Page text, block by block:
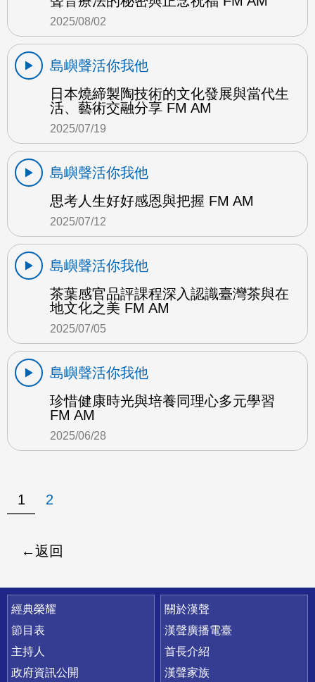
2025/08/02
島嶼聲活你我他
日本燒締製陶技術的文化發展與當代生
活、藝術交融分享 FM AM
2025/07/19
島嶼聲活你我他
思考人生好好感恩與把握 FM AM
2025/07/12
島嶼聲活你我他
茶葉感官品評課程深入認識臺灣茶與在
地文化之美 FM AM
2025/07/05
島嶼聲活你我他
珍惜健康時光與培養同理心多元學習
FM AM
2025/06/28
1 2
返回
快速連結
經典榮耀
節目表
主持人
政府資訊公開
關於漢聲
漢聲廣播電臺
首長介紹
漢聲家族